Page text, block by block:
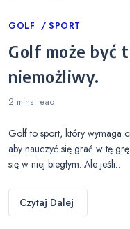
Categories
GOLF SPORT
Golf może być
niemożliwy.
2 mins read
Golf to sport, który wymaga
aby nauczyć się grać w tę
się w niej biegłym. Ale jeśli…
Czytaj Dalej